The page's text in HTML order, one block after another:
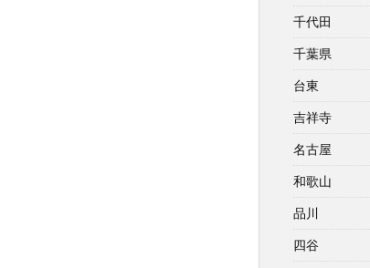
千代田
千葉県
台東
吉祥寺
名古屋
和歌山
品川
四谷